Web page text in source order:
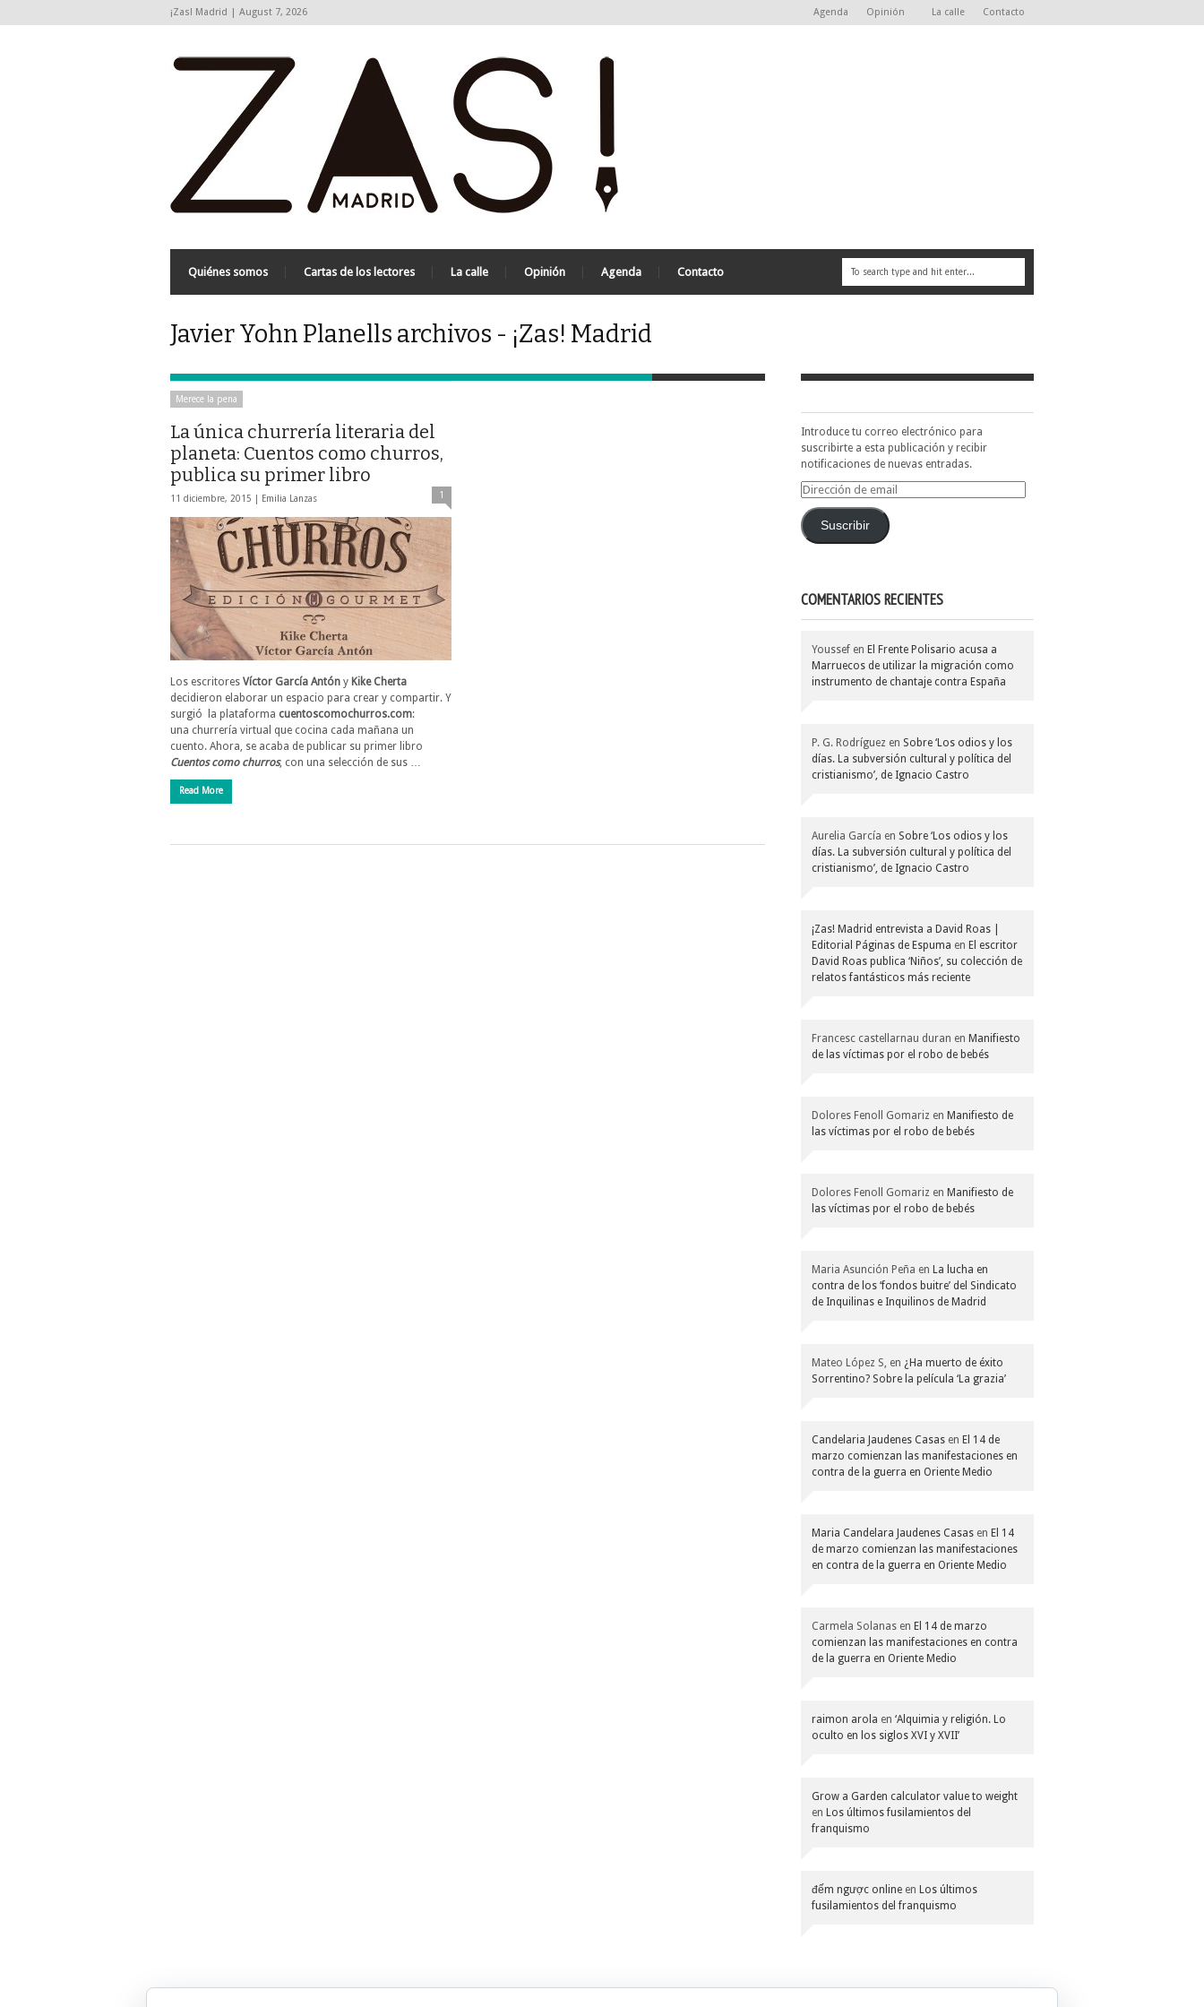
¡Zas! Madrid | August 7, 2026 Agenda Opinión La calle Contacto
Quiénes somos Cartas de los lectores La calle Opinión Agenda Contacto
Javier Yohn Planells archivos - ¡Zas! Madrid
Merece la pena
La única churrería literaria del
planeta: Cuentos como churros,
publica su primer libro
11 diciembre, 2015 | Emilia Lanzas 1
Los escritores Víctor García Antón y Kike Cherta
decidieron elaborar un espacio para crear y compartir. Y
surgió la plataforma cuentoscomochurros.com:
una churrería virtual que cocina cada mañana un
cuento. Ahora, se acaba de publicar su primer libro
Cuentos como churros, con una selección de sus …
Read More
Introduce tu correo electrónico para
suscribirte a esta publicación y recibir
notificaciones de nuevas entradas.
Dirección
emailSuscribir
COMENTARIOS RECIENTES
Youssef en El Frente Polisario acusa a
Marruecos de utilizar la migración como
instrumento de chantaje contra España
P. G. Rodríguez en Sobre ‘Los odios y los
días. La subversión cultural y política del
cristianismo’, de Ignacio Castro
Aurelia García en Sobre ‘Los odios y los
días. La subversión cultural y política del
cristianismo’, de Ignacio Castro
¡Zas! Madrid entrevista a David Roas |
Editorial Páginas de Espuma en El escritor
David Roas publica ‘Niños’, su colección de
relatos fantásticos más reciente
Francesc castellarnau duran en Manifiesto
de las víctimas por el robo de bebés
Dolores Fenoll Gomariz en Manifiesto de
las víctimas por el robo de bebés
Dolores Fenoll Gomariz en Manifiesto de
las víctimas por el robo de bebés
Maria Asunción Peña en La lucha en
contra de los ‘fondos buitre’ del Sindicato
de Inquilinas e Inquilinos de Madrid
Mateo López S, en ¿Ha muerto de éxito
Sorrentino? Sobre la película ‘La grazia’
Candelaria Jaudenes Casas en El 14 de
marzo comienzan las manifestaciones en
contra de la guerra en Oriente Medio
Maria Candelara Jaudenes Casas en El 14
de marzo comienzan las manifestaciones
en contra de la guerra en Oriente Medio
Carmela Solanas en El 14 de marzo
comienzan las manifestaciones en contra
de la guerra en Oriente Medio
raimon arola en ‘Alquimia y religión. Lo
oculto en los siglos XVI y XVII’
Grow a Garden calculator value to weight
en Los últimos fusilamientos del
franquismo
đếm ngược online en Los últimos
fusilamientos del franquismo